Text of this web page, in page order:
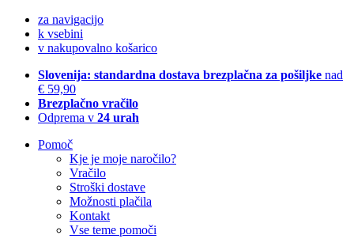
za navigacijo
k vsebini
v nakupovalno košarico
Slovenija: standardna dostava brezplačna za pošiljke nad
€ 59,90
Brezplačno vračilo
Odprema v 24 urah
Pomoč
Kje je moje naročilo?
Vračilo
Stroški dostave
Možnosti plačila
Kontakt
Vse teme pomoči